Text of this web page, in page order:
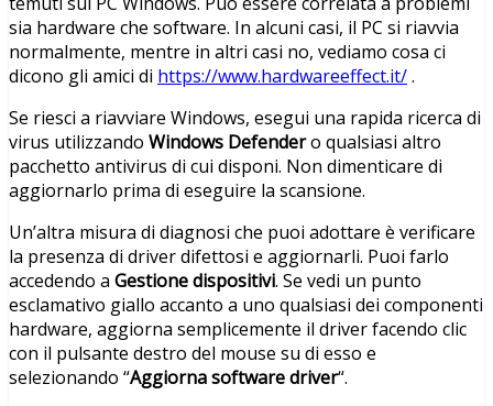
sia hardware che software. In alcuni casi, il PC si riavvia
normalmente, mentre in altri casi no, vediamo cosa ci
dicono gli amici di https://www.hardwareeffect.it/.
Se riesci a riavviare Windows, esegui una rapida ricerca di
virus utilizzando Windows Defendero qualsiasi altro
pacchetto antivirus di cui disponi. Non dimenticare di
aggiornarlo prima di eseguire la scansione.
Un’altra misura di diagnosi che puoi adottare è verificare
la presenza di driver difettosi e aggiornarli. Puoi farlo
accedendo a Gestione dispositivi. Se vedi un punto
esclamativo giallo accanto a uno qualsiasi dei componenti
hardware, aggiorna semplicemente il driver facendo clic
con il pulsante destro del mouse su di esso e
selezionando “Aggiorna software driver“.